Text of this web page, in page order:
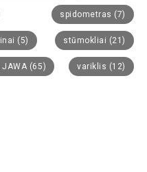
spidometras (7)
(5) stūmokliai (21)
JAWA (65) variklis (12)